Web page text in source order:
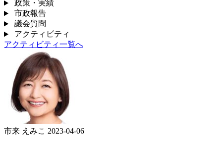
政策・実績
市政報告
議会質問
アクティビティ
アクティビティ一覧へ
市来 えみこ 2023-04-06